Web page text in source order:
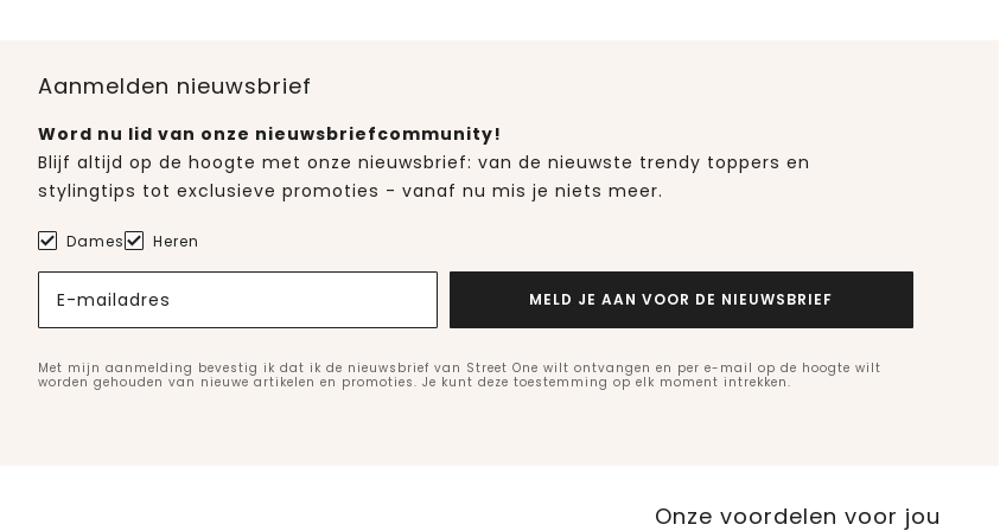
Aanmelden nieuwsbrief
Word nu lid van onze nieuwsbriefcommunity!
Blijf altijd op de hoogte met onze nieuwsbrief: van de nieuwste trendy toppers en
stylingtips tot exclusieve promoties - vanaf nu mis je niets meer.
Dames Heren
E-mailadres MELD JE AAN VOOR DE NIEUWSBRIEF
Met mijn aanmelding bevestig ik dat ik de nieuwsbrief van Street One wilt ontvangen en per e-mail op de hoogte wilt
worden gehouden van nieuwe artikelen en promoties. Je kunt deze toestemming op elk moment intrekken.
Onze voordelen voor jou